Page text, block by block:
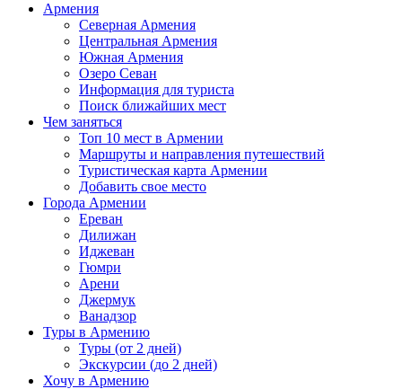
Армения
Северная Армения
Центральная Армения
Южная Армения
Озеро Севан
Информация для туриста
Поиск ближайших мест
Чем заняться
Топ 10 мест в Армении
Маршруты и направления путешествий
Туристическая карта Армении
Добавить свое место
Города Армении
Ереван
Дилижан
Иджеван
Гюмри
Арени
Джермук
Ванадзор
Туры в Армению
Туры (от 2 дней)
Экскурсии (до 2 дней)
Хочу в Армению